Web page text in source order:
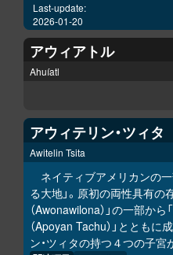
Last-update:
2026-01-20
アウィアトル
Ahuíatl
アウィテリン・ツィタ
Awitelin Tsita
ネイティブアメリカンの
る大地」。原初の両性具有の
（Awonawilona）」の一部から
（Apoyan Tachu）」ととも
ン・ツィタの持つ４つの子宮